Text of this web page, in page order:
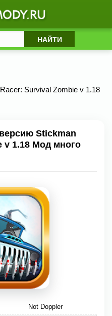
Survival Zombie v 1.18
Stickman
v 1.18 Мод много
Not Doppler